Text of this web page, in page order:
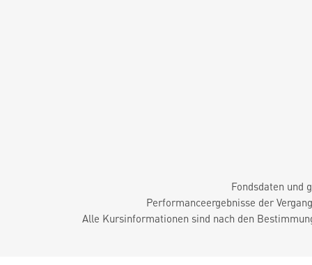
Fondsdaten und
Performanceergebnisse der
Alle Kursinformationen sind nach den